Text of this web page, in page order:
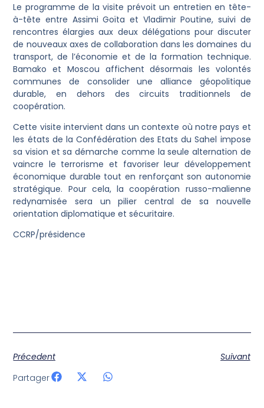
Le programme de la visite prévoit un entretien en tête-
à-tête entre Assimi Goïta et Vladimir Poutine, suivi de
rencontres élargies aux deux délégations pour discuter
de nouveaux axes de collaboration dans les domaines du
transport, de l’économie et de la formation technique.
Bamako et Moscou affichent désormais les volontés
communes de consolider une alliance géopolitique
durable, en dehors des circuits traditionnels de
coopération.
Cette visite intervient dans un contexte où notre pays et
les états de la Confédération des Etats du Sahel impose
sa vision et sa démarche comme la seule alternation de
vaincre le terrorisme et favoriser leur développement
économique durable tout en renforçant son autonomie
stratégique. Pour cela, la coopération russo-malienne
redynamisée sera un pilier central de sa nouvelle
orientation diplomatique et sécuritaire.
CCRP/présidence
Précedent
Suivant
Partager